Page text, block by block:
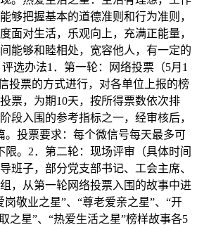
够把握基本的道德准则和行为准则，
面对生活，乐观向上，充满正能量，
能够和睦相处，宽容他人，有一定的
选办法1．第一轮：网络投票（5月1
投票的方式进行，对各单位上报的榜
票，为期10天，按所得票数依次排
段入围的参考指标之一，经审核后，
。投票要求：每个微信号每天最多可
限。2．第二轮：现场评审（具体时间
班子，部分党支部书记、工会主席、
，从第一轮网络投票入围的故事中进
敬业之星”、“尊老爱亲之星”、“开
之星”、“热爱生活之星”榜样故事各5